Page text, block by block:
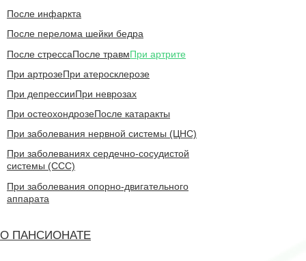
После инфаркта
После перелома шейки бедра
После стрессаПосле травмПри артрите
При артрозеПри атеросклерозе
При депрессииПри неврозах
При остеохондрозеПосле катаракты
При заболевания нервной системы (ЦНС)
При заболеваниях сердечно-сосудистой
системы (CCC)
При заболевания опорно-двигательного
аппарата
О ПАНСИОНАТЕ